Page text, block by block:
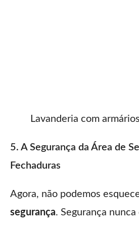
Lavanderia com
5. A Segurança da Área de
Fechaduras
Agora, não podemos
segurança. Segurança